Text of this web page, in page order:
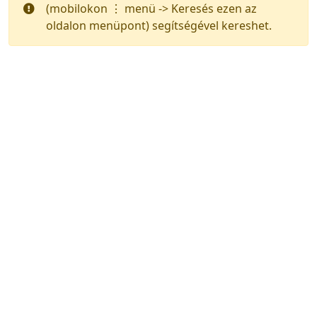
(mobilokon ⋮ menü -> Keresés ezen az
oldalon menüpont) segítségével kereshet.